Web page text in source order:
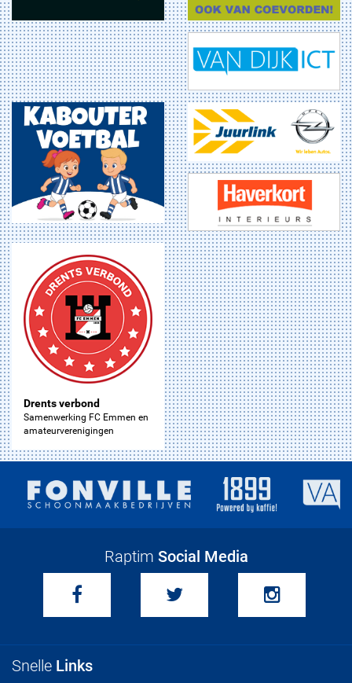
Drents verbond
Samenwerking FC Emmen en
amateurverenigingen
Raptim Social Media
Snelle Links